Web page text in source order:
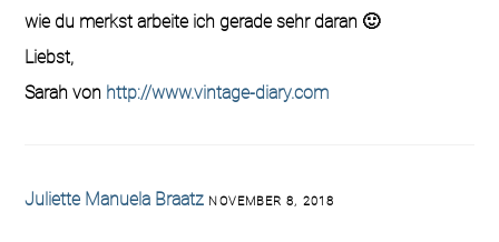
wie du merkst arbeite ich gerade sehr daran 🙂
Liebst,
Sarah von http://www.vintage-diary.com
Juliette Manuela Braatz NOVEMBER 8, 2018